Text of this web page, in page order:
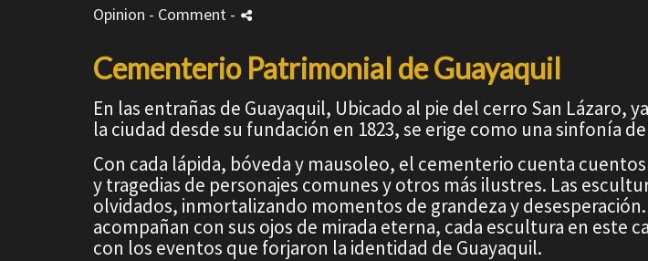
Opinion - Comment -
Cementerio Patrimonial de Guayaquil
En las entrañas de Guayaquil, Ubicado al pie del cerro San
la ciudad desde su fundación en 1823, se erige como una sinfonía
Con cada lápida, bóveda y mausoleo, el cementerio cuenta
y tragedias de personajes comunes y otros más ilustres. Las
olvidados, inmortalizando momentos de grandeza y
acompañan con sus ojos de mirada eterna, cada escultura en este
con los eventos que forjaron la identidad de Guayaquil.